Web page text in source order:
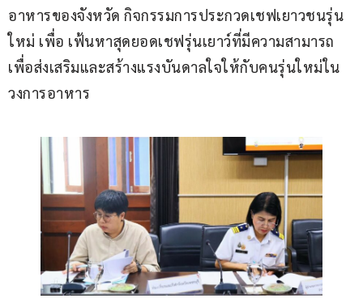
อาหารของจังหวัด กิจกรรมการประกวดเชฟเยาวชนรุ่น
ใหม่ เพื่อ เฟ้นหาสุดยอดเชฟรุ่นเยาว์ที่มีความสามารถ
เพื่อส่งเสริมและสร้างแรงบันดาลใจให้กับคนรุ่นใหม่ใน
วงการอาหาร